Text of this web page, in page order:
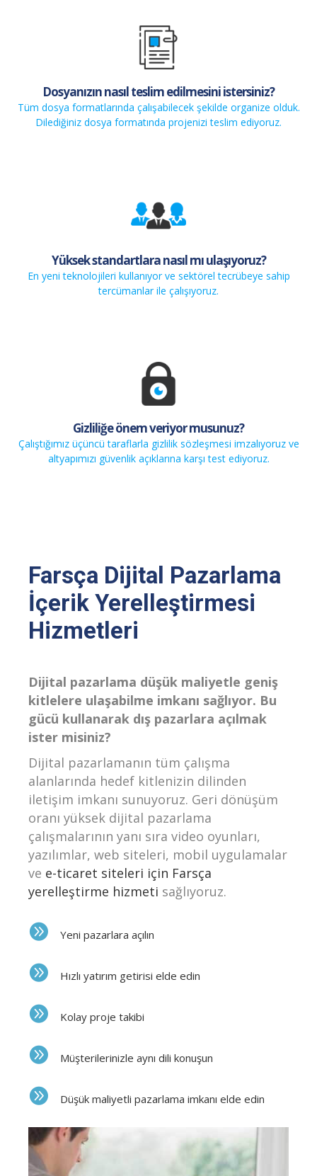
Dosyanızın nasıl teslim edilmesini istersiniz?
Tüm dosya formatlarında çalışabilecek şekilde organize olduk.
Dilediğiniz dosya formatında projenizi teslim ediyoruz.
Yüksek standartlara nasıl mı ulaşıyoruz?
En yeni teknolojileri kullanıyor ve sektörel tecrübeye sahip
tercümanlar ile çalışıyoruz.
Gizliliğe önem veriyor musunuz?
Çalıştığımız üçüncü taraflarla gizlilik sözleşmesi imzalıyoruz ve
altyapımızı güvenlik açıklarına karşı test ediyoruz.
Farsça Dijital Pazarlama
İçerik Yerelleştirmesi
Hizmetleri
Dijital pazarlama düşük maliyetle geniş
kitlelere ulaşabilme imkanı sağlıyor. Bu
gücü kullanarak dış pazarlara açılmak
ister misiniz?
Dijital pazarlamanın tüm çalışma
alanlarında hedef kitlenizin dilinden
iletişim imkanı sunuyoruz. Geri dönüşüm
oranı yüksek dijital pazarlama
çalışmalarının yanı sıra video oyunları,
yazılımlar, web siteleri, mobil uygulamalar
ve e-ticaret siteleri için Farsça
yerelleştirme hizmeti sağlıyoruz.
Yeni pazarlara açılın
Hızlı yatırım getirisi elde edin
Kolay proje takibi
Müşterilerinizle aynı dili konuşun
Düşük maliyetli pazarlama imkanı elde edin